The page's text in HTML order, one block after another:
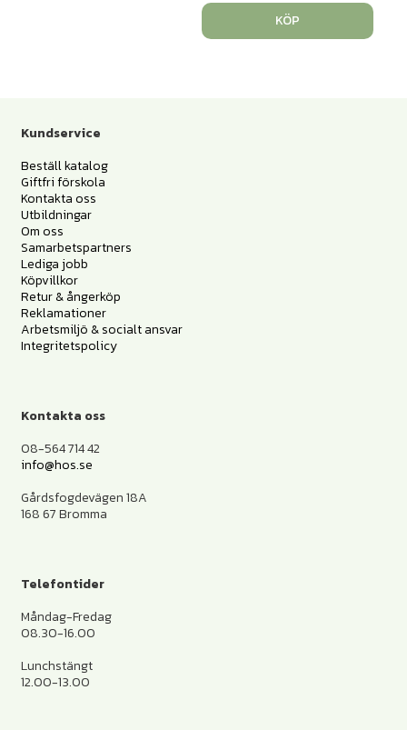
KÖP
Kundservice
Beställ katalog
Giftfri förskola
Kontakta oss
Utbildningar
Om oss
Samarbetspartners
Lediga jobb
Köpvillkor
Retur & ångerköp
Reklamationer
Arbetsmiljö & socialt ansvar
Integritetspolicy
Kontakta oss
08-564 714 42
info@hos.se
Gårdsfogdevägen 18A
168 67 Bromma
Telefontider
Måndag-Fredag
08.30-16.00
Lunchstängt
12.00-13.00